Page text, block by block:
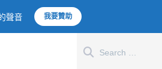
聲音 我要贊助